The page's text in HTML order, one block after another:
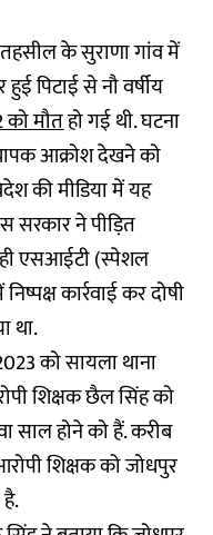
के सुराणा गांव में
पिटाई से नौ वर्षीय
को मौतहो गई थी. घटना
आक्रोश देखने को
की मीडिया में यह
सरकार ने पीड़ित
एसआईटी (स्पेशल
कार्रवाई कर दोषी
था.
को सायला थाना
शिक्षक छैल सिंह को
साल होने को हैं. करीब
शिक्षक को जोधपुर